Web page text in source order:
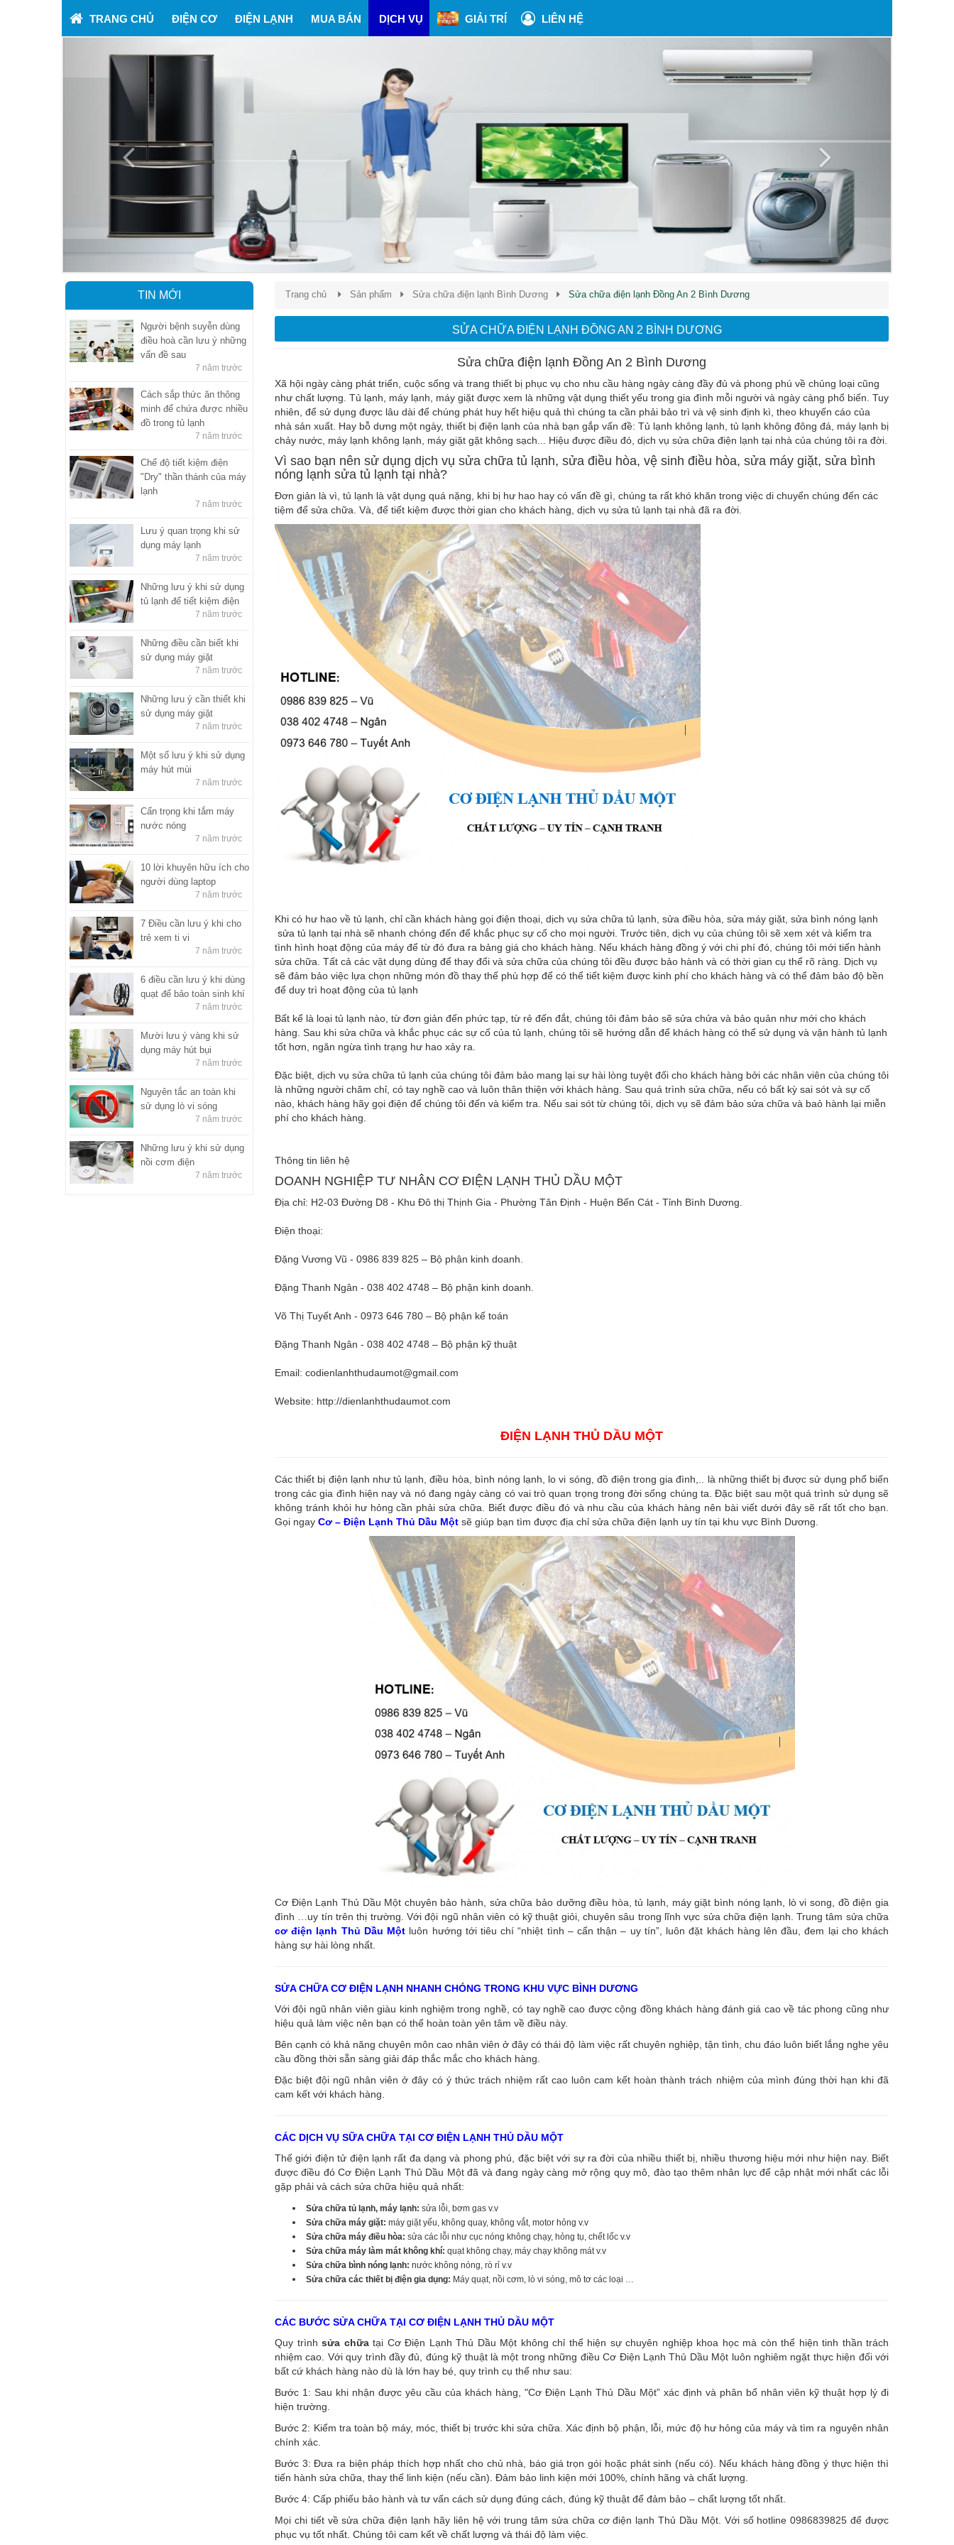
TRANG CHỦ ĐIỆN CƠ ĐIỆN LẠNH MUA BÁN DỊCH VỤ GIẢI TRÍ LIÊN HỆ
Trang chủ Sản phẩm Sửa chữa điện lạnh Bình Dương Sửa chữa điện lạnh Đồng An 2 Bình Dương
SỬA CHỮA ĐIỆN LẠNH ĐỒNG AN 2 BÌNH DƯƠNG
Sửa chữa điện lạnh Đồng An 2 Bình Dương
Xã hội ngày càng phát triển, cuộc sống và trang thiết bị phục vụ cho nhu cầu hàng ngày càng đầy đủ và phong phú về chủng loại cũng
như chất lượng. Tủ lạnh, máy lạnh, máy giặt được xem là những vật dụng thiết yếu trong gia đình mỗi người và ngày càng phổ biến. Tuy
nhiên, để sử dụng được lâu dài để chúng phát huy hết hiệu quả thì chúng ta cần phải bảo trì và vệ sinh định kì, theo khuyến cáo của
nhà sản xuất. Hay bỗ dưng một ngày, thiết bị điện lạnh của nhà bạn gắp vấn đề: Tủ lạnh không lạnh, tủ lạnh không đông đá, máy lạnh bị
chảy nước, máy lạnh không lạnh, máy giặt gặt không sạch... Hiệu được điều đó, dịch vụ sửa chữa điện lạnh tại nhà của chúng tôi ra đời.
Vì sao bạn nên sử dụng dịch vụ sửa chữa tủ lạnh, sửa điều hòa, vệ sinh điều hòa, sửa máy giặt, sửa bình
nóng lạnh sửa tủ lạnh tại nhà?
Đơn giản là vì, tủ lạnh là vật dụng quá nặng, khi bị hư hao hay có vấn đề gì, chúng ta rất khó khăn trong việc di chuyển chúng đến các
tiệm để sửa chữa. Và, để tiết kiệm được thời gian cho khách hàng, dịch vụ sửa tủ lạnh tại nhà đã ra đời.
Khi có hư hao về tủ lạnh, chỉ cần khách hàng gọi điện thoại, dịch vụ sửa chữa tủ lạnh, sửa điều hòa, sửa máy giặt, sửa bình nóng lạnh
sửa tủ lạnh tại nhà sẽ nhanh chóng đến để khắc phục sự cố cho mọi người. Trước tiên, dịch vụ của chúng tôi sẽ xem xét và kiểm tra
tình hình hoạt động của máy để từ đó đưa ra bảng giá cho khách hàng. Nếu khách hàng đồng ý với chi phí đó, chúng tôi mới tiến hành
sửa chữa. Tất cả các vật dụng dùng để thay đổi và sửa chữa của chúng tôi đều được bảo hành và có thời gian cụ thể rõ ràng. Dịch vụ
sẽ đảm bảo việc lựa chọn những món đồ thay thế phù hợp để có thể tiết kiệm được kinh phí cho khách hàng và có thể đảm bảo độ bền
để duy trì hoạt động của tủ lạnh
Bất kể là loại tủ lạnh nào, từ đơn giản đến phức tạp, từ rẻ đến đắt, chúng tôi đảm bảo sẽ sửa chửa và bảo quản như mới cho khách
hàng. Sau khi sửa chữa và khắc phục các sự cố của tủ lạnh, chúng tôi sẽ hướng dẫn để khách hàng có thể sử dụng và vận hành tủ lạnh
tốt hơn, ngăn ngừa tình trạng hư hao xảy ra.
Đặc biệt, dịch vụ sửa chữa tủ lạnh của chúng tôi đảm bảo mang lại sự hài lòng tuyệt đối cho khách hàng bởi các nhân viên của chúng tôi
là những người chăm chỉ, có tay nghề cao và luôn thân thiện với khách hàng. Sau quá trình sửa chữa, nếu có bất kỳ sai sót và sự cố
nào, khách hàng hãy gọi điện để chúng tôi đến và kiểm tra. Nếu sai sót từ chúng tôi, dịch vụ sẽ đảm bảo sửa chữa và baỏ hành lại miễn
phí cho khách hàng.
Thông tin liên hệ
DOANH NGHIỆP TƯ NHÂN CƠ ĐIỆN LẠNH THỦ DẦU MỘT
Địa chỉ: H2-03 Đường D8 - Khu Đô thị Thịnh Gia - Phường Tân Định - Huện Bến Cát - Tỉnh Bình Dương.
Điện thoại:
Đặng Vương Vũ - 0986 839 825 – Bộ phận kinh doanh.
Đặng Thanh Ngân - 038 402 4748 – Bộ phận kinh doanh.
Võ Thị Tuyết Anh - 0973 646 780 – Bộ phận kế toán
Đặng Thanh Ngân - 038 402 4748 – Bộ phận kỹ thuật
Email: codienlanhthudaumot@gmail.com
Website: http://dienlanhthudaumot.com
ĐIỆN LẠNH THỦ DẦU MỘT
Các thiết bị điện lạnh như tủ lạnh, điều hòa, bình nóng lạnh, lo vi sóng, đồ điện trong gia đình,.. là những thiết bị được sử dụng phổ biến
trong các gia đình hiện nay và nó đang ngày càng có vai trò quan trọng trong đời sống chúng ta. Đặc biệt sau một quá trình sử dụng sẽ
không tránh khỏi hư hỏng cần phải sửa chữa. Biết được điều đó và nhu cầu của khách hàng nên bài viết dưới đây sẽ rất tốt cho bạn.
Gọi ngay Cơ – Điện Lạnh Thủ Dầu Một sẽ giúp bạn tìm được địa chỉ sửa chữa điện lạnh uy tín tại khu vực Bình Dương.
Cơ Điện Lạnh Thủ Dầu Một chuyên bảo hành, sửa chữa bảo dưỡng điều hòa, tủ lạnh, máy giặt bình nóng lạnh, lò vi song, đồ điện gia
đình …uy tín trên thị trường. Với đội ngũ nhân viên có kỹ thuật giỏi, chuyên sâu trong lĩnh vực sửa chữa điện lạnh. Trung tâm sửa chữa
cơ điện lạnh Thủ Dầu Một luôn hướng tới tiêu chí “nhiệt tình – cẩn thận – uy tín”, luôn đặt khách hàng lên đầu, đem lại cho khách
hàng sự hài lòng nhất.
SỬA CHỮA CƠ ĐIỆN LẠNH NHANH CHÓNG TRONG KHU VỰC BÌNH DƯƠNG
Với đội ngũ nhân viên giàu kinh nghiệm trong nghề, có tay nghề cao được cộng đồng khách hàng đánh giá cao về tác phong cũng như
hiệu quả làm việc nên bạn có thể hoàn toàn yên tâm về điều này.
Bên cạnh có khả năng chuyên môn cao nhân viên ở đây có thái độ làm việc rất chuyên nghiệp, tận tình, chu đáo luôn biết lắng nghe yêu
cầu đồng thời sẵn sàng giải đáp thắc mắc cho khách hàng.
Đặc biệt đội ngũ nhân viên ở đây có ý thức trách nhiệm rất cao luôn cam kết hoàn thành trách nhiệm của mình đúng thời hạn khi đã
cam kết với khách hàng.
CÁC DỊCH VỤ SỮA CHỮA TẠI CƠ ĐIỆN LẠNH THỦ DẦU MỘT
Thế giới điện tử điện lạnh rất đa dạng và phong phú, đặc biệt với sự ra đời của nhiều thiết bị, nhiều thương hiệu mới như hiện nay. Biết
được điều đó Cơ Điện Lạnh Thủ Dầu Một đã và đang ngày càng mở rộng quy mô, đào tạo thêm nhân lực để cập nhật mới nhất các lỗi
gặp phải và cách sửa chữa hiệu quả nhất:
Sửa chữa tủ lạnh, máy lạnh: sửa lỗi, bơm gas v.v
Sửa chữa máy giặt: máy giặt yếu, không quay, không vắt, motor hỏng v.v
Sửa chữa máy điều hòa: sửa các lỗi như cục nóng không chạy, hỏng tụ, chết lốc v.v
Sửa chữa máy làm mát không khí: quạt không chạy, máy chạy không mát v.v
Sửa chữa bình nóng lạnh: nước không nóng, rò rỉ v.v
Sửa chữa các thiết bị điện gia dụng: Máy quạt, nồi cơm, lò vi sóng, mô tơ các loại …
CÁC BƯỚC SỬA CHỮA TẠI CƠ ĐIỆN LẠNH THỦ DẦU MỘT
Quy trình sửa chữa tại Cơ Điện Lạnh Thủ Dầu Một không chỉ thể hiện sự chuyên nghiệp khoa học mà còn thể hiện tinh thần trách
nhiệm cao. Với quy trình đầy đủ, đúng kỹ thuật là một trong những điều Cơ Điện Lạnh Thủ Dầu Một luôn nghiêm ngặt thực hiện đối với
bất cứ khách hàng nào dù là lớn hay bé, quy trình cụ thể như sau:
Bước 1: Sau khi nhận được yêu cầu của khách hàng, "Cơ Điện Lạnh Thủ Dầu Một” xác định và phân bổ nhân viên kỹ thuật hợp lý đi
hiện trường.
Bước 2: Kiểm tra toàn bộ máy, móc, thiết bị trước khi sửa chữa. Xác định bộ phận, lỗi, mức độ hư hỏng của máy và tìm ra nguyên nhân
chính xác.
Bước 3: Đưa ra biện pháp thích hợp nhất cho chủ nhà, báo giá trọn gói hoặc phát sinh (nếu có). Nếu khách hàng đồng ý thực hiện thì
tiến hành sửa chữa, thay thế linh kiện (nếu cần). Đảm bảo linh kiện mới 100%, chính hãng và chất lượng.
Bước 4: Cấp phiếu bảo hành và tư vấn cách sử dụng đúng cách, đúng kỹ thuật để đảm bảo – chất lượng tốt nhất.
Mọi chi tiết về sửa chữa điện lạnh hãy liên hệ với trung tâm sửa chữa cơ điện lạnh Thủ Dầu Một. Với số hotline 0986839825 để được
phục vụ tốt nhất. Chúng tôi cam kết về chất lượng và thái độ làm việc.
TIN MỚI
Người bệnh suyễn dùng
điều hoà cần lưu ý những
vấn đề sau
7 năm trước
Cách sắp thức ăn thông
minh để chứa được nhiều
đồ trong tủ lạnh
7 năm trước
Chế độ tiết kiệm điện
"Dry" thần thánh của máy
lạnh
7 năm trước
Lưu ý quan trọng khi sử
dụng máy lạnh
7 năm trước
Những lưu ý khi sử dụng
tủ lạnh để tiết kiệm điện
7 năm trước
Những điều cần biết khi
sử dụng máy giặt
7 năm trước
Những lưu ý cần thiết khi
sử dụng máy giặt
7 năm trước
Một số lưu ý khi sử dụng
máy hút mùi
7 năm trước
Cẩn trọng khi tắm máy
nước nóng
7 năm trước
10 lời khuyên hữu ích cho
người dùng laptop
7 năm trước
7 Điều cần lưu ý khi cho
trẻ xem ti vi
7 năm trước
6 điều cần lưu ý khi dùng
quạt để bảo toàn sinh khí
7 năm trước
Mười lưu ý vàng khi sử
dụng máy hút bụi
7 năm trước
Nguyên tắc an toàn khi
sử dụng lò vi sóng
7 năm trước
Những lưu ý khi sử dụng
nồi cơm điện
7 năm trước